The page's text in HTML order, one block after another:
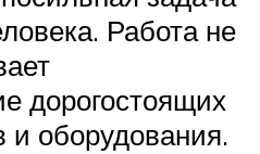
Работа не
дорогостоящих
и оборудования.